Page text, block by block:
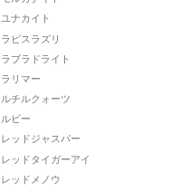
ユナカイト
ラピスラズリ
ラブラドライト
ラリマー
ルチルクォーツ
ルビー
レッドジャスパー
レッドタイガーアイ
レッドメノウ